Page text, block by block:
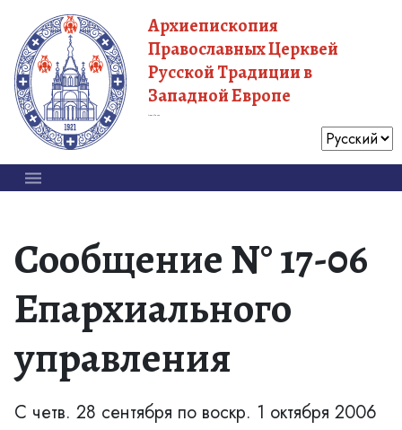
Архиепископия
Православных Церквей
Русской Традиции в
Западной Европе
Сообщение N° 17-06
Епархиального
управления
C четв. 28 сентября по воскр. 1 октября 2006